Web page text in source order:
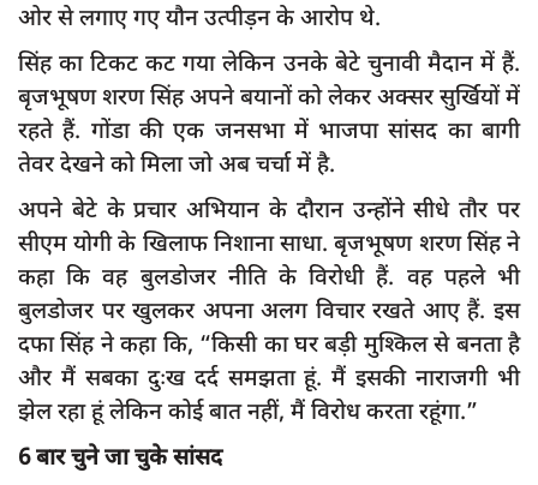
सामाजिक
खेल
latest
प्रशासनिक
दुर्घटना
editors-pick
other
Login
Register
ओर से लगाए गए यौन उत्पीड़न के आरोप थे.
सिंह का टिकट कट गया लेकिन उनके बेटे चुनावी मैदान में हैं.
बृजभूषण शरण सिंह अपने बयानों को लेकर अक्सर सुर्खियों में
रहते हैं. गोंडा की एक जनसभा में भाजपा सांसद का बागी
तेवर देखने को मिला जो अब चर्चा में है.
अपने बेटे के प्रचार अभियान के दौरान उन्होंने सीधे तौर पर
सीएम योगी के खिलाफ निशाना साधा. बृजभूषण शरण सिंह ने
कहा कि वह बुलडोजर नीति के विरोधी हैं. वह पहले भी
बुलडोजर पर खुलकर अपना अलग विचार रखते आए हैं. इस
दफा सिंह ने कहा कि, “किसी का घर बड़ी मुश्किल से बनता है
और मैं सबका दुःख दर्द समझता हूं. मैं इसकी नाराजगी भी
झेल रहा हूं लेकिन कोई बात नहीं, मैं विरोध करता रहूंगा.”
6 बार चुने जा चुके सांसद